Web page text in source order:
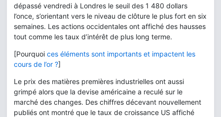
dépassé vendredi à Londres le seuil des 1 480 dollars
l’once, s’orientant vers le niveau de clôture le plus fort en six
semaines. Les actions occidentales ont affiché des hausses
tout comme les taux d’intérêt de plus long terme.
[Pourquoi ces éléments sont importants et impactent les
cours de l’or ?]
Le prix des matières premières industrielles ont aussi
grimpé alors que la devise américaine a reculé sur le
marché des changes. Des chiffres décevant nouvellement
publiés ont montré que le taux de croissance US affiché